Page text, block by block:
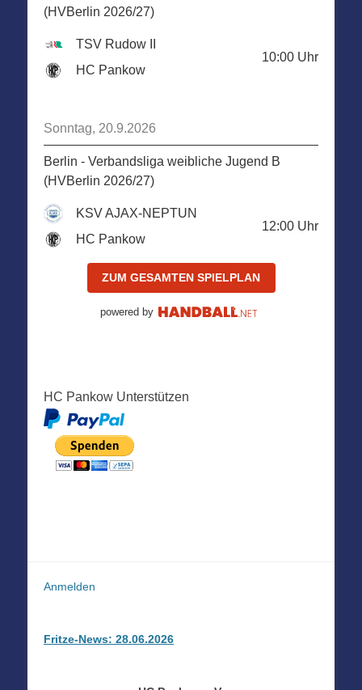
(HVBerlin 2026/27)
TSV Rudow II
HC Pankow
10:00 Uhr
Sonntag, 20.9.2026
Berlin - Verbandsliga weibliche Jugend B
(HVBerlin 2026/27)
KSV AJAX-NEPTUN
HC Pankow
12:00 Uhr
ZUM GESAMTEN SPIELPLAN
powered by
HC Pankow Unterstützen
Anmelden
Fritze-News: 28.06.2026